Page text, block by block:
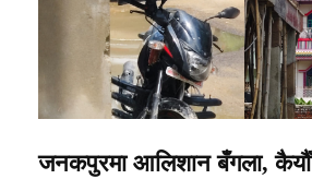
जनकपुरमा आलिशान बँगला, कैयौँ